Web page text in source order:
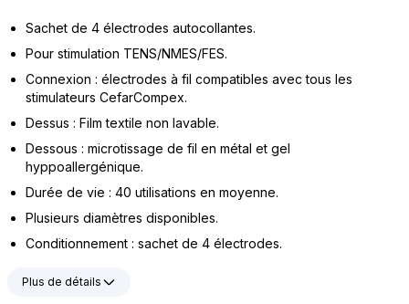
Sachet de 4 électrodes autocollantes.
Pour stimulation TENS/NMES/FES.
Connexion : électrodes à fil compatibles avec tous les
stimulateurs CefarCompex.
Dessus : Film textile non lavable.
Dessous : microtissage de fil en métal et gel
hyppoallergénique.
Durée de vie : 40 utilisations en moyenne.
Plusieurs diamètres disponibles.
Conditionnement : sachet de 4 électrodes.
Plus de détails